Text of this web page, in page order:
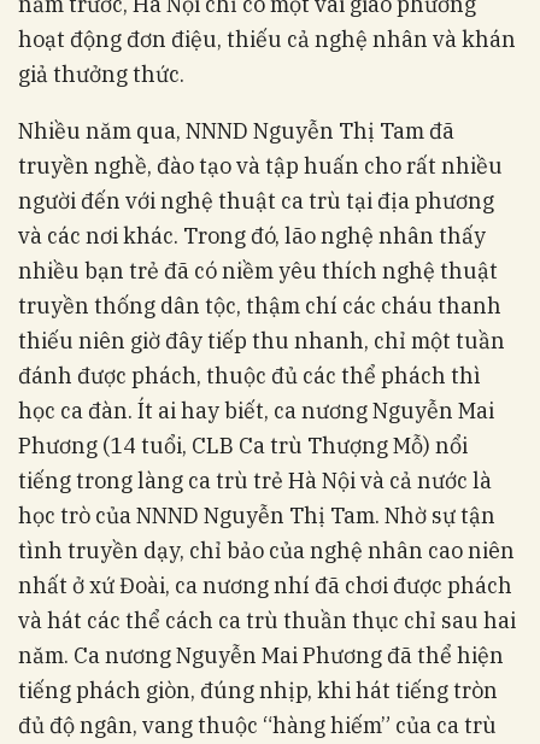
hoạt động đơn điệu, thiếu cả nghệ nhân và khán
giả thưởng thức.
Nhiều năm qua, NNND Nguyễn Thị Tam đã
truyền nghề, đào tạo và tập huấn cho rất nhiều
người đến với nghệ thuật ca trù tại địa phương
và các nơi khác. Trong đó, lão nghệ nhân thấy
nhiều bạn trẻ đã có niềm yêu thích nghệ thuật
truyền thống dân tộc, thậm chí các cháu thanh
thiếu niên giờ đây tiếp thu nhanh, chỉ một tuần
đánh được phách, thuộc đủ các thể phách thì
học ca đàn. Ít ai hay biết, ca nương Nguyễn Mai
Phương (14 tuổi, CLB Ca trù Thượng Mỗ) nổi
tiếng trong làng ca trù trẻ Hà Nội và cả nước là
học trò của NNND Nguyễn Thị Tam. Nhờ sự tận
tình truyền dạy, chỉ bảo của nghệ nhân cao niên
nhất ở xứ Đoài, ca nương nhí đã chơi được phách
và hát các thể cách ca trù thuần thục chỉ sau hai
năm. Ca nương Nguyễn Mai Phương đã thể hiện
tiếng phách giòn, đúng nhịp, khi hát tiếng tròn
đủ độ ngân, vang thuộc “hàng hiếm” của ca trù